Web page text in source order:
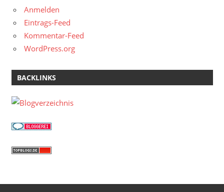
Anmelden
Eintrags-Feed
Kommentar-Feed
WordPress.org
BACKLINKS